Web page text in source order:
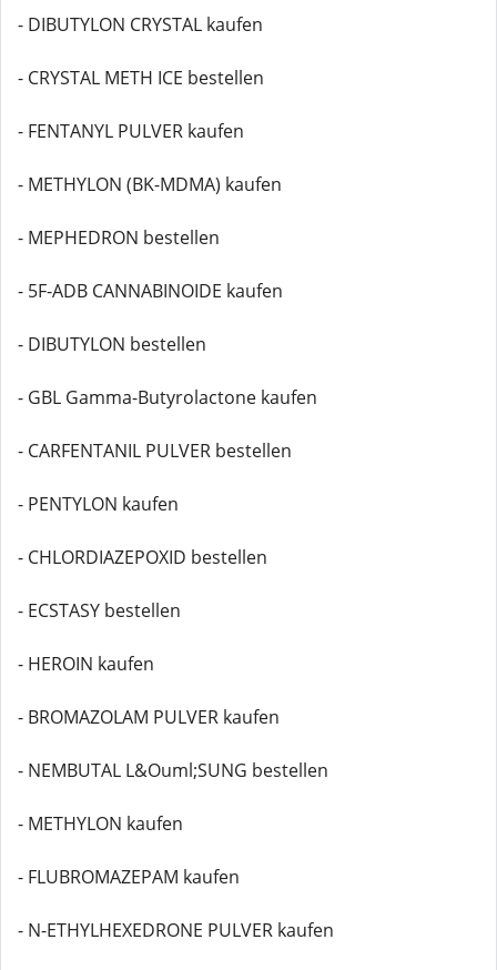
- DIBUTYLON CRYSTAL kaufen
- CRYSTAL METH ICE bestellen
- FENTANYL PULVER kaufen
- METHYLON (BK-MDMA) kaufen
- MEPHEDRON bestellen
- 5F-ADB CANNABINOIDE kaufen
- DIBUTYLON bestellen
- GBL Gamma-Butyrolactone kaufen
- CARFENTANIL PULVER bestellen
- PENTYLON kaufen
- CHLORDIAZEPOXID bestellen
- ECSTASY bestellen
- HEROIN kaufen
- BROMAZOLAM PULVER kaufen
- NEMBUTAL L&Ouml;SUNG bestellen
- METHYLON kaufen
- FLUBROMAZEPAM kaufen
- N-ETHYLHEXEDRONE PULVER kaufen